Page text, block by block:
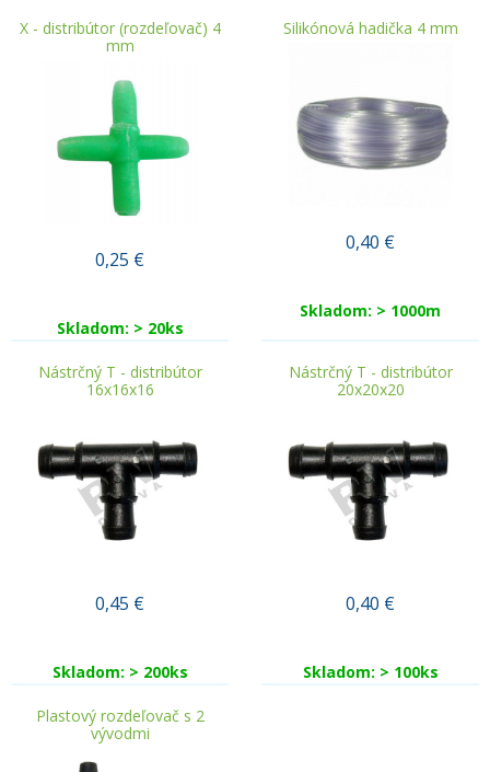
X - distribútor (rozdeľovač) 4
mm
0,25 €
Skladom: > 20ks
Silikónová hadička 4 mm
0,40 €
Skladom: > 1000m
Nástrčný T - distribútor
16x16x16
0,45 €
Skladom: > 200ks
Nástrčný T - distribútor
20x20x20
0,40 €
Skladom: > 100ks
Plastový rozdeľovač s 2
vývodmi